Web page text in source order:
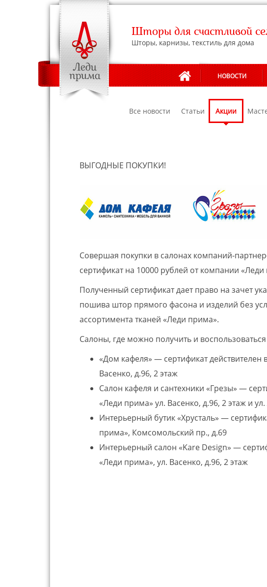
Шторы для счастливой
Шторы, карнизы, текстиль для дома
НОВОСТИ
Все новости Статьи Акции
ВЫГОДНЫЕ ПОКУПКИ!
Совершая покупки в салонах компаний-
сертификат на 10000 рублей от компании
Полученный сертификат дает право на зачет
пошива штор прямого фасона и изделий без
ассортимента тканей «Леди прима».
Салоны, где можно получить и
«Дом кафеля» — сертификат действителен
Васенко, д.96, 2 этаж
Салон кафеля и сантехники «Грезы» —
«Леди прима» ул. Васенко, д.96, 2 этаж и
Интерьерный бутик «Хрусталь» —
прима», Комсомольский пр., д.69
Интерьерный салон «Kare Design» —
«Леди прима», ул. Васенко, д.96, 2 этаж